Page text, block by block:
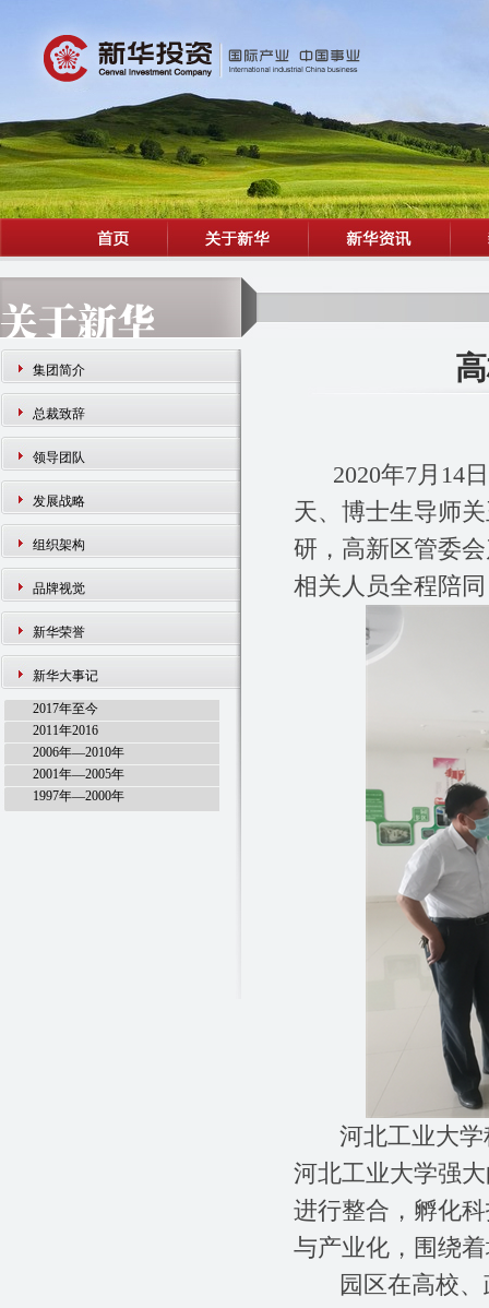
集团简介
总裁致辞
领导团队
发展战略
组织架构
品牌视觉
新华荣誉
新华大事记
2017年至今
2011年2016
2006年—2010年
2001年—2005年
1997年—2000年
2020年7月14日
天、博士生导师
研，高新区管委
相关人员全程陪
河北工业大学
河北工业大学强
进行整合，孵化
与产业化，围绕
园区在高校、